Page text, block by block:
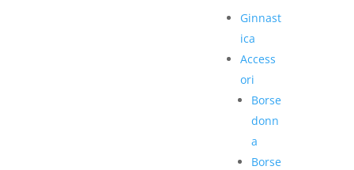
Ginnast
ica
Access
ori
Borse
donn
a
Borse